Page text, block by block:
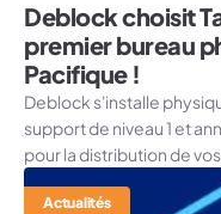
Deblock choisit
premier bureau
Pacifique !
Deblock s'installe
support de niveau 1 et
pour la distribution de
Actualités